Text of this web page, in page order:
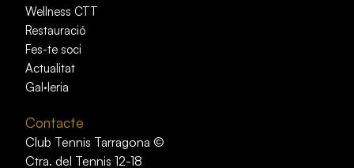
Wellness CTT
Restauració
Fes-te soci
Actualitat
Gal·leria
Contacte
Club Tennis Tarragona ©
Ctra. del Tennis 12-18